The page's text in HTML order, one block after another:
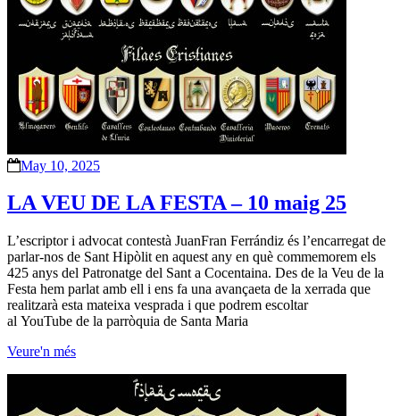
May 10, 2025
LA VEU DE LA FESTA – 10 maig 25
L’escriptor i advocat contestà JuanFran Ferrándiz és l’encarregat de
parlar-nos de Sant Hipòlit en aquest any en què commemorem els
425 anys del Patronatge del Sant a Cocentaina. Des de la Veu de la
Festa hem parlat amb ell i ens fa una avançaeta de la xerrada que
realitzarà esta mateixa vesprada i que podrem escoltar
al YouTube de la parròquia de Santa Maria
Veure'n més